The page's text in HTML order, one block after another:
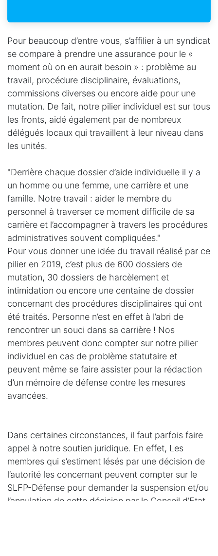
Pour beaucoup d’entre vous, s’affilier à un syndicat
se compare à prendre une assurance pour le «
moment où on en aurait besoin » : problème au
travail, procédure disciplinaire, évaluations,
commissions diverses ou encore aide pour une
mutation. De fait, notre pilier individuel est sur tous
les fronts, aidé également par de nombreux
délégués locaux qui travaillent à leur niveau dans
les unités.
"Derrière chaque dossier d’aide individuelle il y a
un homme ou une femme, une carrière et une
famille. Notre travail : aider le membre du
personnel à traverser ce moment difficile de sa
carrière et l’accompagner à travers les procédures
administratives souvent compliquées."
Pour vous donner une idée du travail réalisé par ce
pilier en 2019, c’est plus de 600 dossiers de
mutation, 30 dossiers de harcèlement et
intimidation ou encore une centaine de dossier
concernant des procédures disciplinaires qui ont
été traités. Personne n’est en effet à l’abri de
rencontrer un souci dans sa carrière ! Nos
membres peuvent donc compter sur notre pilier
individuel en cas de problème statutaire et
peuvent même se faire assister pour la rédaction
d’un mémoire de défense contre les mesures
avancées.
Dans certaines circonstances, il faut parfois faire
appel à notre soutien juridique. En effet, Les
membres qui s’estiment lésés par une décision de
l’autorité les concernant peuvent compter sur le
SLFP-Défense pour demander la suspension et/ou
l’annulation de cette décision par le Conseil d’Etat.